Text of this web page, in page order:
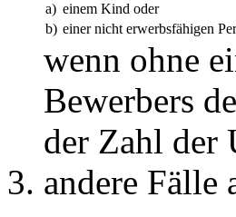
a) einem Kind oder
b) einer nicht erwerbsfähigen
wenn ohne
Bewerbers
der Zahl der
andere Fälle